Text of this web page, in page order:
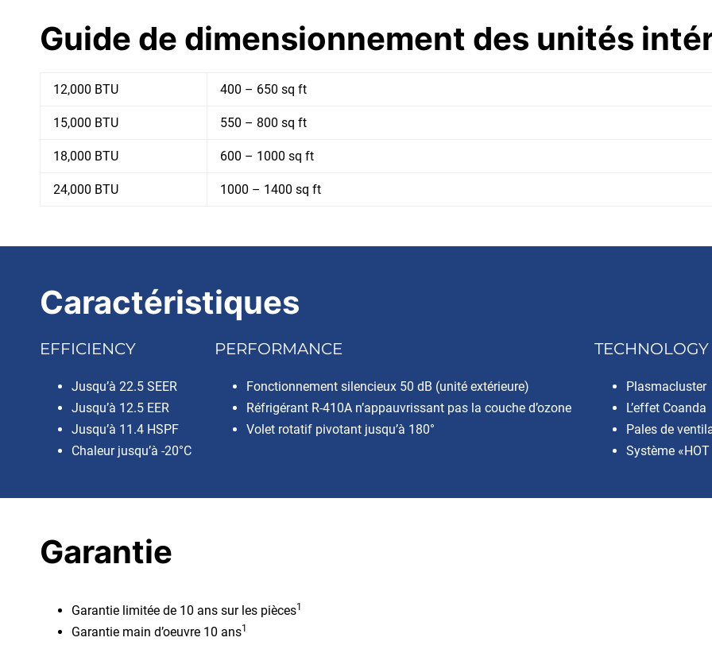
Guide de dimensionnement des unités
12,000 BTU 400 – 650 sq ft
15,000 BTU 550 – 800 sq ft
18,000 BTU 600 – 1000 sq ft
24,000 BTU 1000 – 1400 sq ft
Caractéristiques
EFFICIENCY
Jusqu’à 22.5 SEER
Jusqu’à 12.5 EER
Jusqu’à 11.4 HSPF
Chaleur jusqu’à -20°C
PERFORMANCE
Fonctionnement silencieux 50 dB (unité extérieure)
Réfrigérant R-410A n’appauvrissant pas la couche d’ozone
Volet rotatif pivotant jusqu’à 180°
TECHNOLOGY
Plasmacluster
L’effet Coanda
Pales de
Système «HOT
Garantie
Garantie limitée de 10 ans sur les pièces1
Garantie main d’oeuvre 10 ans1